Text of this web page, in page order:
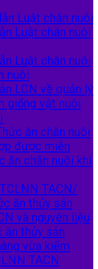
Luật chăn nuôi
Luật chăn nuôi
Luật chăn nuôi
nuôi
LCN về quản lý
giống vật nuôi
ăn chăn nuôi
được miễn
ăn chăn nuôi khi
TACN/
ăn thủy sản
và nguyên liệu
ăn thủy sản
vừa kiểm
TACN